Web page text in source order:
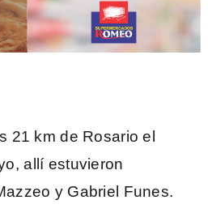
21 km de Rosario el
allí estuvieron
y Gabriel Funes.